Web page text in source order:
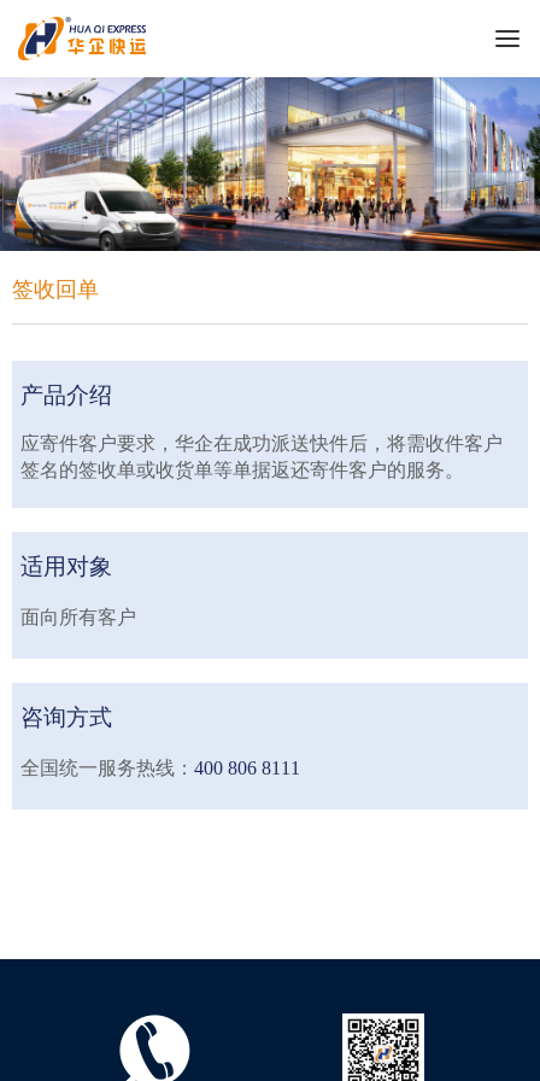
签收回单
产品介绍
应寄件客户要求，华企在成功派送快件后，将需收件客户
签名的签收单或收货单等单据返还寄件客户的服务。
适用对象
面向所有客户
咨询方式
全国统一服务热线： 400 806 8111